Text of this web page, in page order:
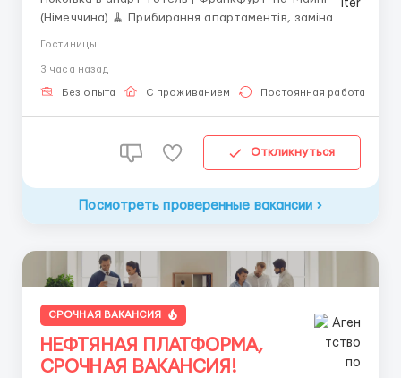
(Німеччина) 🧹 Прибирання апартаментів, заміна
стажування — 8 €/год. Середній дохід — близько
2000 € на місяць (після вирахув...
Гостиницы
3 часа назад
Без опыта С проживанием Постоянная работа
Откликнуться
Посмотреть проверенные вакансии
СРОЧНАЯ ВАКАНСИЯ
НЕФТЯНАЯ ПЛАТФОРМА,
СРОЧНАЯ ВАКАНСИЯ!